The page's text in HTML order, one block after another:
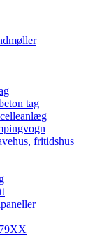
tag
fritidshus